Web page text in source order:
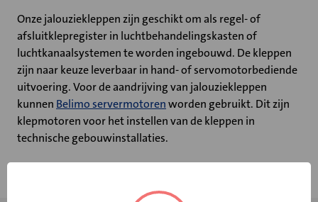
Onze jalouziekleppen zijn geschikt om als regel- of
afsluitklepregister in luchtbehandelingskasten of
luchtkanaalsystemen te worden ingebouwd. De kleppen
zijn naar keuze leverbaar in hand- of servomotorbediende
uitvoering. Voor de aandrijving van jalouziekleppen
kunnen Belimo servermotorenworden gebruikt. Dit zijn
klepmotoren voor het instellen van de kleppen in
technische gebouwinstallaties.